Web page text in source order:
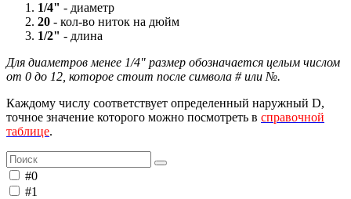
1/4" - диаметр
20 - кол-во ниток на дюйм
1/2" - длина
Для диаметров менее 1/4" размер обозначается целым числом
от 0 до 12, которое стоит после символа # или №.
Каждому числу соответствует определенный наружный D,
точное значение которого можно посмотреть в справочной
таблице.
#0
#1